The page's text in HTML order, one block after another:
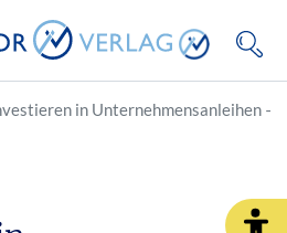
in Unternehmensanleihen –